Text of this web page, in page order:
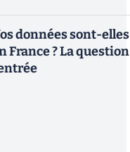
données sont-
France ? La